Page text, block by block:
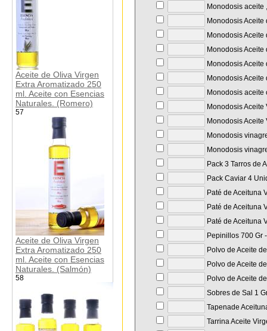
Aceite de Oliva Virgen
Extra Aromatizado 250
ml. Aceite con Esencias
Naturales. (Romero)
57
Aceite de Oliva Virgen
Extra Aromatizado 250
ml. Aceite con Esencias
Naturales. (Salmón)
58
Monodosis aceite
Monodosis
Monodosis
Monodosis
Monodosis
Monodosis
Monodosis aceite
Monodosis
Monodosis
Monodosis
Monodosis
Pack 3 Tarros de
Pack Caviar 4
Paté de Aceituna
Paté de Aceituna
Paté de Aceituna
Pepinillos 700 Gr
Polvo de Aceite
Polvo de Aceite
Polvo de Aceite
Sobres de Sal 1
Tapenade
Tarrina Aceite